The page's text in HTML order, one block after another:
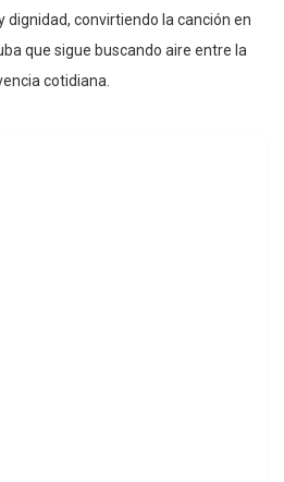
dignidad, convirtiendo la canción en
que sigue buscando aire entre la
cotidiana.